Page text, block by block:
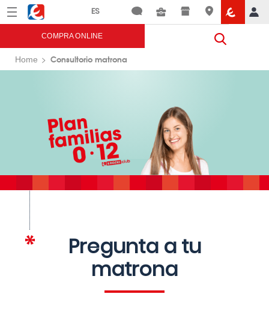
Menú Eroski
COMPRA ONLINE
Home Consultorio matrona
Pregunta a tu
matrona